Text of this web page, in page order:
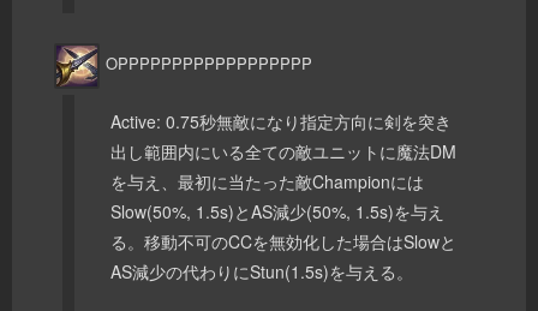
OPPPPPPPPPPPPPPPPPP
Active: 0.75秒無敵になり指定方向に剣を突き
出し範囲内にいる全ての敵ユニットに魔法DM
を与え、最初に当たった敵Championには
Slow(50%, 1.5s)とAS減少(50%, 1.5s)を与え
る。移動不可のCCを無効化した場合はSlowと
AS減少の代わりにStun(1.5s)を与える。